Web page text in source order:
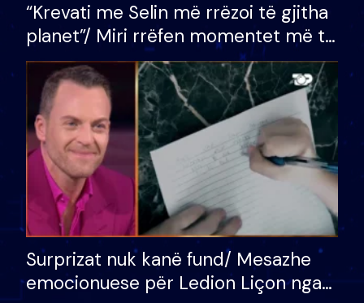
“Krevati me Selin më rrëzoi të gjitha
planet”/ Miri rrëfen momentet më të
bukura në shtëpinë e BB VIP: Do më
mungojë zilja e mëngjesit kur…
Surprizat nuk kanë fund/ Mesazhe
emocionuese për Ledion Liçon nga